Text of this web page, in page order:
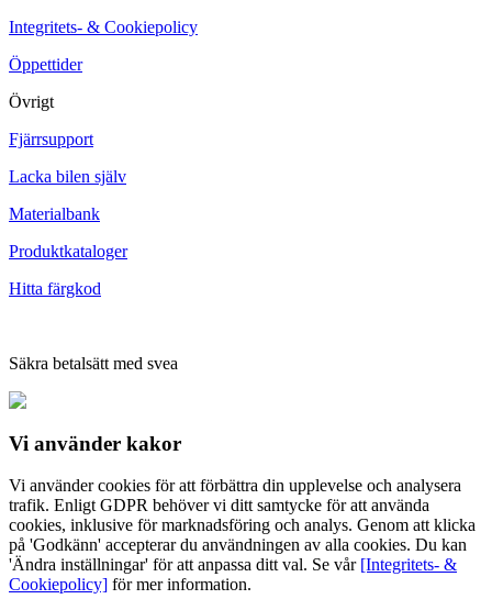
Integritets- & Cookiepolicy
Öppettider
Övrigt
Fjärrsupport
Lacka bilen själv
Materialbank
Produktkataloger
Hitta färgkod
Säkra betalsätt med svea
Vi använder kakor
Vi använder cookies för att förbättra din upplevelse och analysera
trafik. Enligt GDPR behöver vi ditt samtycke för att använda
cookies, inklusive för marknadsföring och analys. Genom att klicka
på 'Godkänn' accepterar du användningen av alla cookies. Du kan
'Ändra inställningar' för att anpassa ditt val. Se vår [Integritets- &
Cookiepolicy] för mer information.